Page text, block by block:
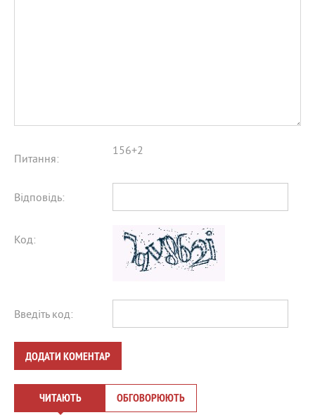
Питання:
156+2
Відповідь:
Код:
Введіть код:
ДОДАТИ КОМЕНТАР
ЧИТАЮТЬ ОБГОВОРЮЮТЬ